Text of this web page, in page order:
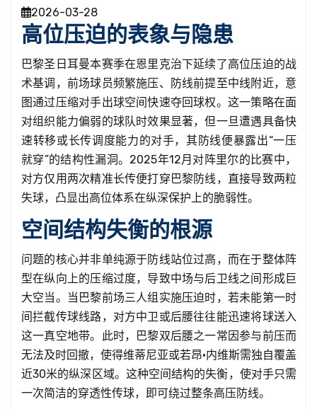
2026-03-28
高位压迫的表象与隐患
巴黎圣日耳曼本赛季在恩里克治下延续了高位压迫的战
术基调，前场球员频繁施压、防线前提至中线附近，意
图通过压缩对手出球空间快速夺回球权。这一策略在面
对组织能力偏弱的球队时效果显著，但一旦遭遇具备快
速转移或长传调度能力的对手，其防线便暴露出“一压
就穿”的结构性漏洞。2025年12月对阵里尔的比赛中，
对方仅用两次精准长传便打穿巴黎防线，直接导致两粒
失球，凸显出高位体系在纵深保护上的脆弱性。
空间结构失衡的根源
问题的核心并非单纯源于防线站位过高，而在于整体阵
型在纵向上的压缩过度，导致中场与后卫线之间形成巨
大空当。当巴黎前场三人组实施压迫时，若未能第一时
间拦截传球线路，对方中卫或后腰往往能迅速将球送入
这一真空地带。此时，巴黎双后腰之一常因参与前压而
无法及时回撤，使得维蒂尼亚或若昂·内维斯需独自覆盖
近30米的纵深区域。这种空间结构的失衡，使对手只需
一次简洁的穿透性传球，即可绕过整条高压防线。